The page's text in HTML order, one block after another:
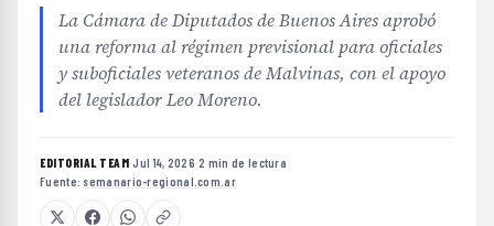
La Cámara de Diputados de Buenos Aires aprobó
una reforma al régimen previsional para oficiales
y suboficiales veteranos de Malvinas, con el apoyo
del legislador Leo Moreno.
EDITORIAL TEAM·Jul 14, 2026·2 min de lectura·
Fuente: semanario-regional.com.ar